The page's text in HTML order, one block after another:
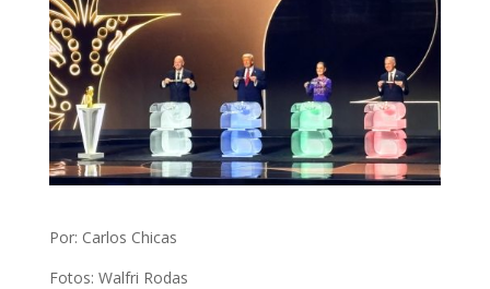
Por: Carlos Chicas
Fotos: Walfri Rodas